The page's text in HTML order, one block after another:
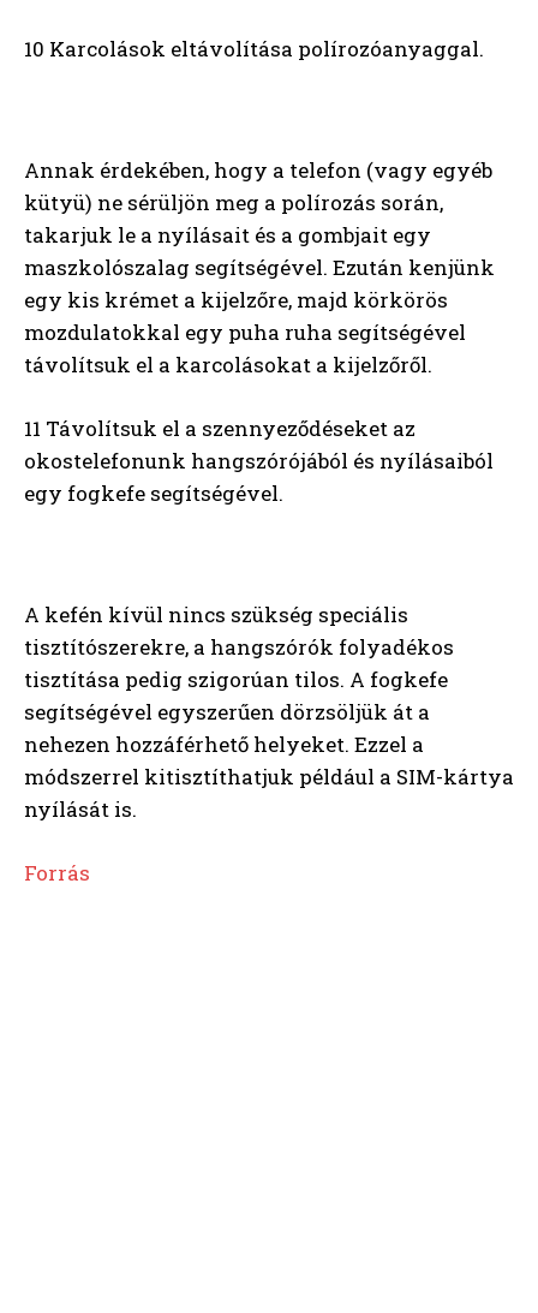
10 Karcolások eltávolítása polírozóanyaggal.
Annak érdekében, hogy a telefon (vagy egyéb
kütyü) ne sérüljön meg a polírozás során,
takarjuk le a nyílásait és a gombjait egy
maszkolószalag segítségével. Ezután kenjünk
egy kis krémet a kijelzőre, majd körkörös
mozdulatokkal egy puha ruha segítségével
távolítsuk el a karcolásokat a kijelzőről.
11 Távolítsuk el a szennyeződéseket az
okostelefonunk hangszórójából és nyílásaiból
egy fogkefe segítségével.
A kefén kívül nincs szükség speciális
tisztítószerekre, a hangszórók folyadékos
tisztítása pedig szigorúan tilos. A fogkefe
segítségével egyszerűen dörzsöljük át a
nehezen hozzáférhető helyeket. Ezzel a
módszerrel kitisztíthatjuk például a SIM-kártya
nyílását is.
Forrás